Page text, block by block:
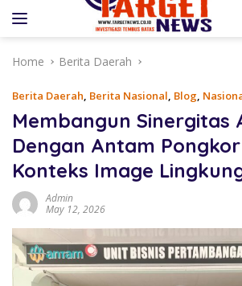
Home
Berita Daerah
Berita Daerah, Berita Nasional, Blog,
Membangun Sinergitas
Dengan Antam
Konteks Image
Admin
May 12, 2026